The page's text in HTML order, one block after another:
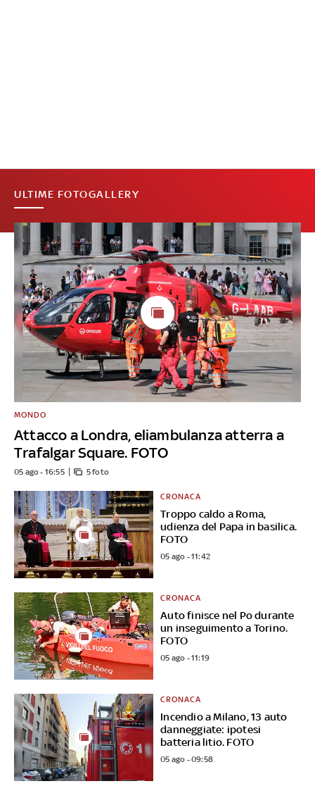
ULTIME FOTOGALLERY
Attacco a Londra, eliambulanza atterra a
Trafalgar Square. FOTO
MONDO
05 ago - 16:55 5 foto
Troppo caldo a Roma,
udienza del Papa in basilica.
FOTO
CRONACA
05 ago - 11:42
Auto finisce nel Po durante
un inseguimento a Torino.
FOTO
CRONACA
05 ago - 11:19
Incendio a Milano, 13 auto
danneggiate: ipotesi
batteria litio. FOTO
CRONACA
05 ago - 09:58